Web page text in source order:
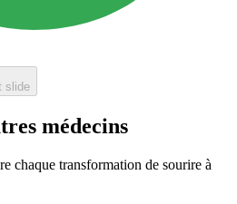
slide
médecins
chaque transformation de sourire à